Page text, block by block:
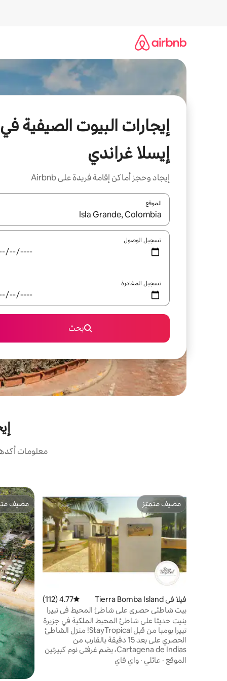
إيجارات البيوت الصيفية في
إيسلا غراندي
إيجاد وحجز أماكن إقامة فريدة على Airbnb
الموقع
عند توفر النتائج، انتقل باستخدام السهمين لأعلى
تسجيل الوصول
تسجيل المغادرة
بحث
معلومات
مضيف متميّز
مضيف متميّز
فيلا في Tierra Bomba Island متوسط التقييم 4.77 من 5، 112 مراجعات
4.77 (112)
بيت شاطئي حصري على شاطئ المحيط في تييرا
بومبا
بنيت حديثا على شاطئ المحيط الملكية في جزيرة
تييرا بومبا من قبل StayTropical! منزل الشاطئ
الحصري على بعد 15 دقيقة بالقارب من
Cartagena de Indias، يضم غرفتي نوم كبيرتين
وحمامين وغرفة معيشة ومطبخ لتناول الطعام
وفناء وبار وتراس للتشمُّس وحديقة كبيرة.
الموقع · عائلي · واي فاي
مضيف
مضيف